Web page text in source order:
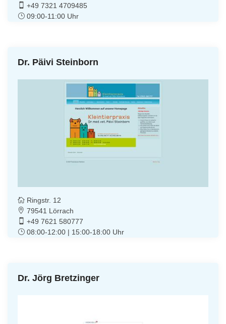
+49 7321 4709485
09:00-11:00 Uhr
Dr. Päivi Steinborn
Ringstr. 12
79541 Lörrach
+49 7621 580777
08:00-12:00 | 15:00-18:00 Uhr
Dr. Jörg Bretzinger